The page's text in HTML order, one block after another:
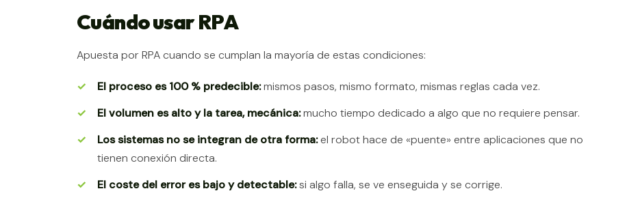
Cuándo usar RPA
Apuesta por RPA cuando se cumplan la mayoría de estas condiciones:
El proceso es 100 % predecible:mismos pasos, mismo formato, mismas reglas cada vez.
El volumen es alto y la tarea, mecánica:mucho tiempo dedicado a algo que no requiere pensar.
Los sistemas no se integran de otra forma:el robot hace de «puente» entre aplicaciones que no
tienen conexión directa.
El coste del error es bajo y detectable:si algo falla, se ve enseguida y se corrige.